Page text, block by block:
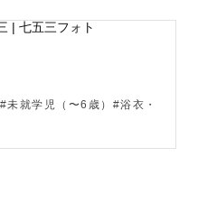
就学児（〜6歳）#浴衣・